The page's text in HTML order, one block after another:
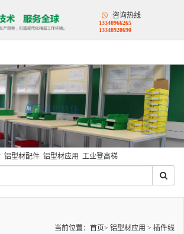
咨询热线
13340966265
13348920690
铝型材配件 铝型材应用 工业登高梯
当前位置： 首页> 铝型材应用 > 插件线